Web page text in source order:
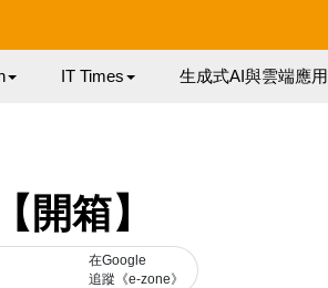
IT Times 生成式AI與雲端應用
開箱】
在Google
追蹤《e-zone》